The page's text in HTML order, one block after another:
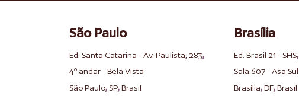
São Paulo
Ed. Santa Catarina - Av. Paulista, 283,
4º andar - Bela Vista
São Paulo, SP,Brasil
Brasília
Ed. Brasil 21 - SHS,
Sala 607 - Asa Sul
Brasília,DF,Brasil